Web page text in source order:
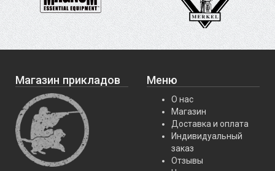
Магазин прикладов Меню
О нас
Магазин
Доставка и оплата
Индивидуальный
заказ
Отзывы